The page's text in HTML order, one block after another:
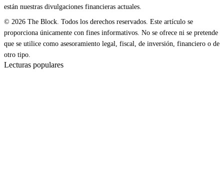
están nuestras divulgaciones financieras actuales.
© 2026 The Block. Todos los derechos reservados. Este artículo se
proporciona únicamente con fines informativos. No se ofrece ni se pretende
que se utilice como asesoramiento legal, fiscal, de inversión, financiero o de
otro tipo.
Lecturas populares